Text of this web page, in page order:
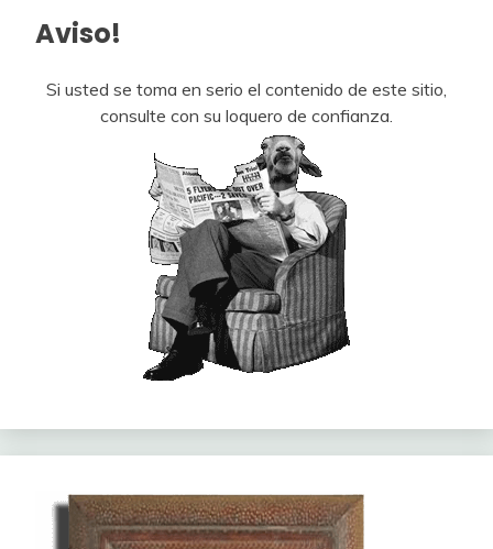
Aviso!
Si usted se toma en serio el contenido de este sitio,
consulte con su loquero de confianza.